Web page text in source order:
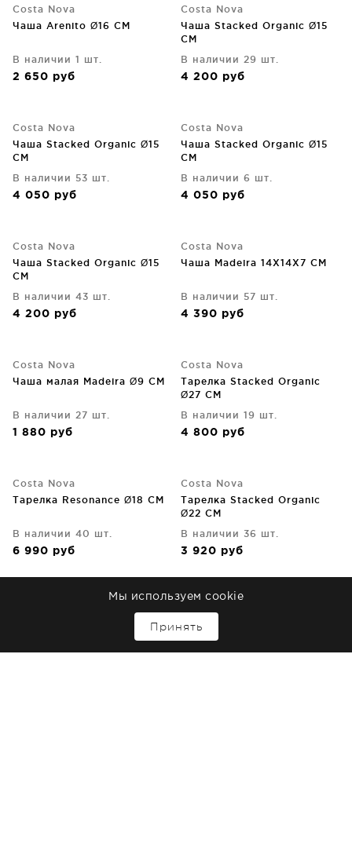
Costa Nova
Чаша Arenito Ø16 CM
В наличии 1 шт.
2 650 руб
Costa Nova
Чаша Stacked Organic Ø15
CM
В наличии 29 шт.
4 200 руб
Costa Nova
Чаша Stacked Organic Ø15
CM
В наличии 53 шт.
4 050 руб
Costa Nova
Чаша Stacked Organic Ø15
CM
В наличии 6 шт.
4 050 руб
Costa Nova
Чаша Stacked Organic Ø15
CM
В наличии 43 шт.
4 200 руб
Costa Nova
Чаша Madeira 14X14X7 CM
В наличии 57 шт.
4 390 руб
Costa Nova
Чаша малая Madeira Ø9 CM
В наличии 27 шт.
1 880 руб
Costa Nova
Тарелка Stacked Organic
Ø27 CM
В наличии 19 шт.
4 800 руб
Costa Nova
Тарелка Resonance Ø18 CM
В наличии 40 шт.
6 990 руб
Costa Nova
Тарелка Stacked Organic
Ø22 CM
В наличии 36 шт.
3 920 руб
Тарелка овальная Stacked
В наличии 9 шт.
Costa Nova
Тарелка Stacked Organic
Ø27 CM
В наличии 19 шт.
Мы используем cookie
Принять